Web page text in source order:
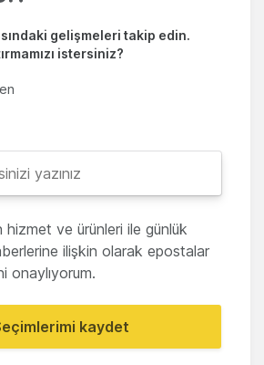
gelişmeleri takip edin.
istersiniz?
hizmet ve ürünleri ile günlük
ilişkin olarak epostalar
onaylıyorum.
kaydet